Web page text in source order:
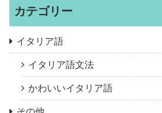
カテゴリー
イタリア語
イタリア語文法
かわいいイタリア語